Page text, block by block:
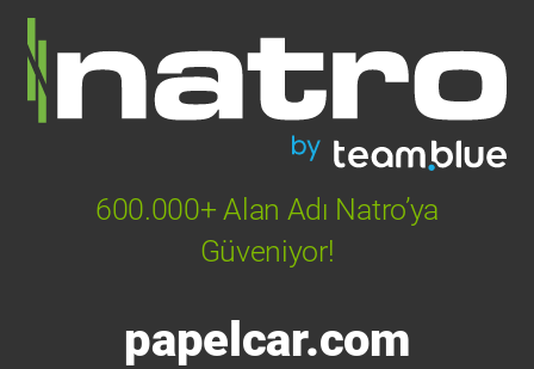
600.000+ Alan Adı Natro’ya
Güveniyor!
papelcar.com